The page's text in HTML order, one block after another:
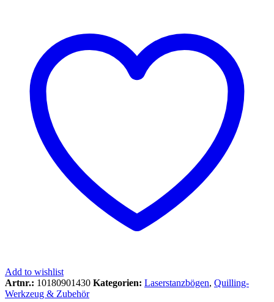
Add to wishlist
Artnr.: 10180901430 Kategorien: Laserstanzbögen, Quilling-
Werkzeug & Zubehör